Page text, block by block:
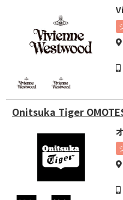
Onitsuka Tiger